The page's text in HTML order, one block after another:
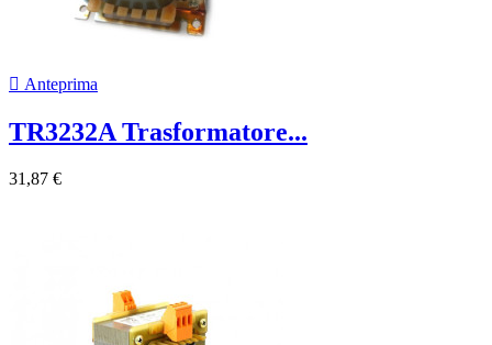
 Anteprima
TR3232A Trasformatore...
31,87 €